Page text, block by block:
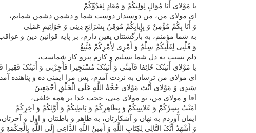
یا مَوْلای أَنَا مُوَالٍ لِوَلِیکُمْ وَ مُعَادٍ لِعَدُوِّکُمْ
ای مولای من، من دوستدار دوست شما و دشمن دشمن شمایم،
وَ أَنَا بِکُمْ مُؤْمِنٌ وَ بِإِیابِکُمْ مُوقِنٌ بِشَرَائِعِ دِینِی وَ خَوَاتِیمِ عَمَلِی
به شما مؤمنم، به بازگشتتان یقین دارم، بر پایه قوانین دین و
وَ قَلْبِی لِقَلْبِکُمْ سِلْمٌ وَ أَمْرِی لِأَمْرِکُمْ مُتَّبِعٌ
دلم نسبت به دل شما تسلیم و کارم پیرو کار شماست،
یا مَوْلای أَتَیتُکَ خَائِفا فَآمِنِّی وَ أَتَیتُکَ مُسْتَجِیرا فَأَجِرْنِی وَ أَتَیتُکَ فَقِیرا
ای مولای من ترسان به نزدت آمدم، پس مرا ایمنی ده و پناهنده
سَیدِی وَ مَوْلای أَنْتَ مَوْلای حُجَّةُ اللَّهِ عَلَی الْخَلْقِ أَجْمَعِینَ
آقا و مولای من، تو مولای منی، حجت خدا بر همه خلقی،
آمَنْتُ بِسِرِّکُمْ وَ عَلانِیتِکُمْ وَ بِظَاهِرِکُمْ وَ بَاطِنِکُمْ وَ أَوَّلِکُمْ وَ آخِرِکُمْ
ایمان آوردم به نهان و آشکارتان، به ظاهر و باطنتان و اول و آخرتان،
وَ أَشْهَدُ أَنَّکَ التَّالِی لِکِتَابِ اللَّهِ وَ أَمِینُ اللَّهِ الدَّاعِی إِلَی اللَّهِ